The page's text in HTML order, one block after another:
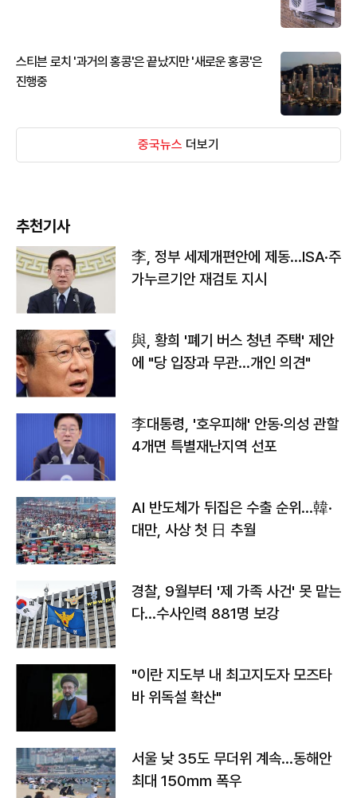
스티븐 로치 '과거의 홍콩'은 끝났지만 '새로운 홍콩'은
진행중
중국뉴스 더보기
추천기사
李, 정부 세제개편안에 제동…ISA·주
가누르기안 재검토 지시
與, 황희 '폐기 버스 청년 주택' 제안
에 "당 입장과 무관…개인 의견"
李대통령, '호우피해' 안동·의성 관할
4개면 특별재난지역 선포
AI 반도체가 뒤집은 수출 순위…韓·
대만, 사상 첫 日 추월
경찰, 9월부터 '제 가족 사건' 못 맡는
다…수사인력 881명 보강
"이란 지도부 내 최고지도자 모즈타
바 위독설 확산"
서울 낮 35도 무더위 계속…동해안
최대 150㎜ 폭우